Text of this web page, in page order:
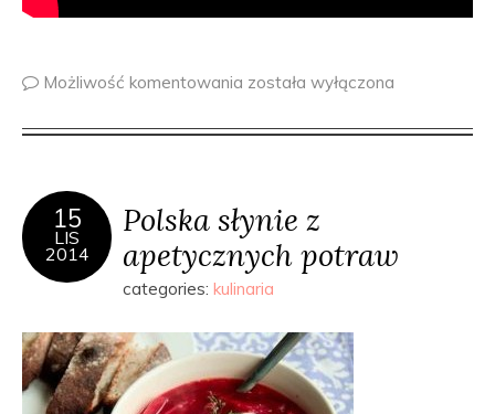
Możliwość komentowania została wyłączona
15
LIS
2014
Polska słynie z
apetycznych potraw
categories: kulinaria